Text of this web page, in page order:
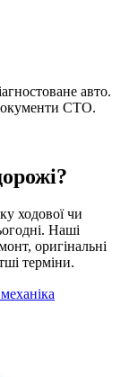
авто.
СТО.
ходової чи
Наші
оригінальні
терміни.